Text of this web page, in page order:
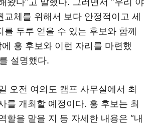
교체를 위해서 보다 안정적이고 세
를 두루 얻을 수 있는 후보와 함께
홍 후보와 이런 자리를 마련했
설명했다.
오전 여의도 캠프 사무실에서 최
를 개최할 예정이다. 홍 후보는 최
할을 맡을 지 등 자세한 내용은 “내